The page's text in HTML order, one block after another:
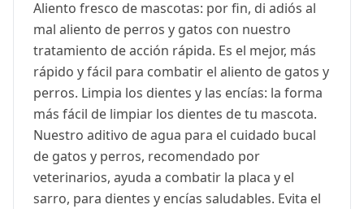
Aliento fresco de mascotas: por fin, di adiós al
mal aliento de perros y gatos con nuestro
tratamiento de acción rápida. Es el mejor, más
rápido y fácil para combatir el aliento de gatos y
perros. Limpia los dientes y las encías: la forma
más fácil de limpiar los dientes de tu mascota.
Nuestro aditivo de agua para el cuidado bucal
de gatos y perros, recomendado por
veterinarios, ayuda a combatir la placa y el
sarro, para dientes y encías saludables. Evita el